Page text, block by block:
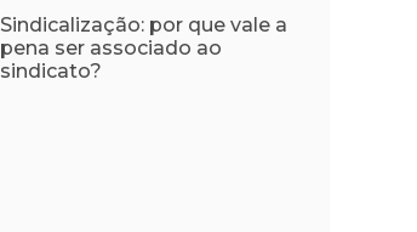
Sindicalização: por que vale a
pena ser associado ao
sindicato?